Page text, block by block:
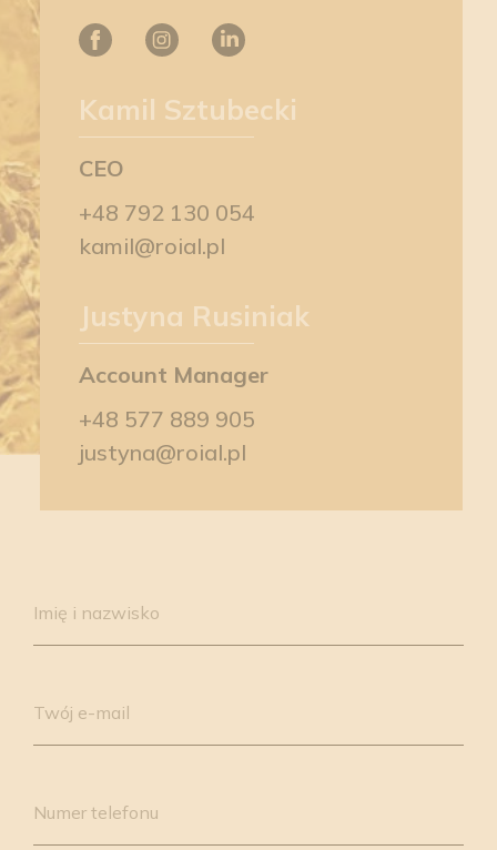
Kamil Sztubecki
CEO
+48 792 130 054
kamil@roial.pl
Justyna Rusiniak
Account Manager
+48 577 889 905
justyna@roial.pl
this
field
Imię i nazwisko
Twój e-mail
Numer telefonu